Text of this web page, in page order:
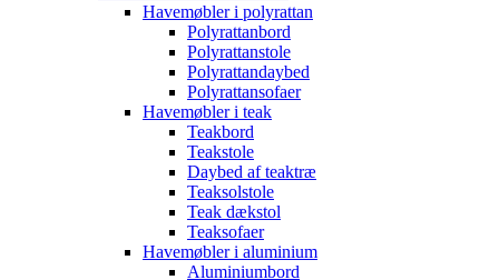
Havemøbler i polyrattan
Polyrattanbord
Polyrattanstole
Polyrattandaybed
Polyrattansofaer
Havemøbler i teak
Teakbord
Teakstole
Daybed af teaktræ
Teaksolstole
Teak dækstol
Teaksofaer
Havemøbler i aluminium
Aluminiumbord